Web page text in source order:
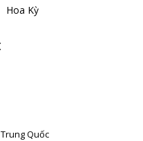
Hoa Kỳ
Trung Quốc